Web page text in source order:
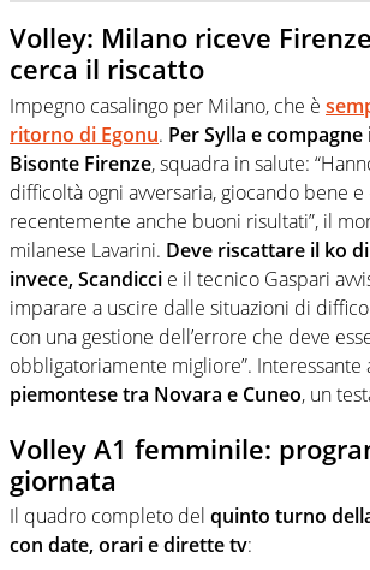
Volley: Milano riceve
cerca il riscatto
Impegno casalingo per Milano, che è
ritorno di Egonu. Per Sylla e
Bisonte Firenze, squadra in salute:
difficoltà ogni avversaria, giocando bene
recentemente anche buoni risultati”, il
milanese Lavarini. Deve riscattare il ko
invece, Scandicci e il tecnico Gaspari
imparare a uscire dalle situazioni di
con una gestione dell’errore che deve
obbligatoriamente migliore”. Interessante
piemontese tra Novara e Cuneo, un
Volley A1 femminile:
giornata
Il quadro completo del quinto turno
con date, orari e dirette tv: